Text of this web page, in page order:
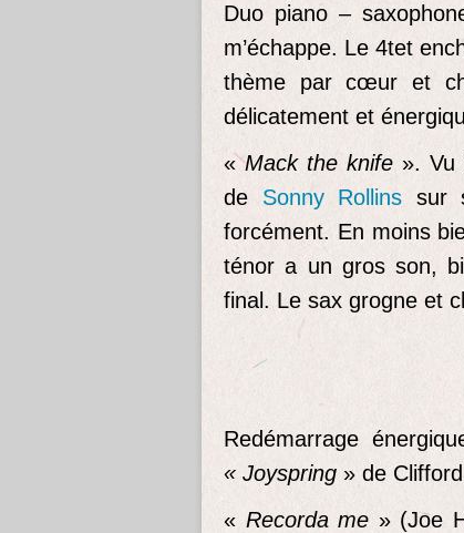
Duo piano –
m’échappe. Le 4tet
thème par cœur et
délicatement et
«Mack the knife ». Vu
de Sonny Rollins sur
forcément. En moins
ténor a un gros son,
final. Le sax grogne et
Redémarrage
« Joyspring » de
« Recorda me » (Joe